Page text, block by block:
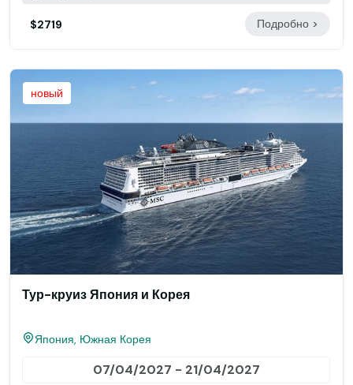
$2719 Подробно >
новый
Тур-круиз Япония и Корея
Япония, Южная Корея
07/04/2027 - 21/04/2027